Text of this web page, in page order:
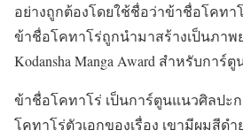
อย่างถูกต้องโดยใช้ชื่อว่าข้าชื่อโคทา
ข้าชื่อโคทาโร่ถูกนำมาสร้างเป็นภาพ
Kodansha Manga Award สำหรับการ์
ข้าชื่อโคทาโร่ เป็นการ์ตูนแนวศิลปะ
โคทาโร่ตัวเอกของเรื่อง เขามีผมสีด